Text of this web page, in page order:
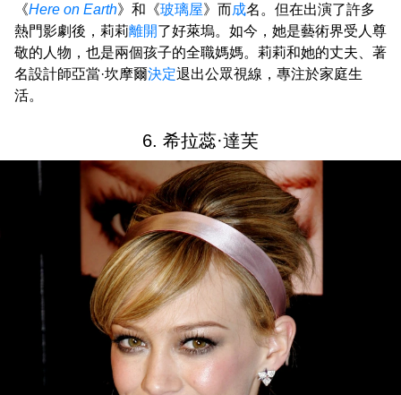
《Here on Earth》和《玻璃屋》而成名。但在出演了許多
熱門影劇後，莉莉離開了好萊塢。如今，她是藝術界受人尊
敬的人物，也是兩個孩子的全職媽媽。莉莉和她的丈夫、著
名設計師亞當·坎摩爾決定退出公眾視線，專注於家庭生
活。
6. 希拉蕊·達芙